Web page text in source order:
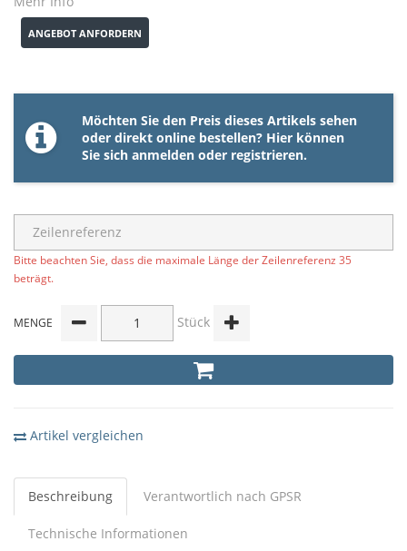
ANGEBOT ANFORDERN
Möchten Sie den Preis dieses Artikels sehen
oder direkt online bestellen? Hier können
Sie sich anmelden oder registrieren.
Bitte beachten Sie, dass die maximale Länge der Zeilenreferenz 35
beträgt.
MENGE Stück
Artikel vergleichen
Beschreibung Verantwortlich nach GPSR
Technische Informationen